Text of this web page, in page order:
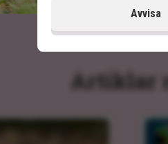
Artiklar
Avvisa